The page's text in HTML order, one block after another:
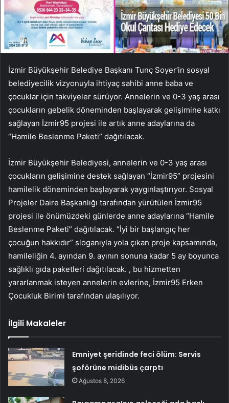
İzmir Büyükşehir Belediye Başkanı Tunç Soyer’in sosyal
belediyecilik vizyonuyla ihtiyaç sahibi anne baba ve
çocuklar için takviyeler sürüyor. Annelerin ve 0-3 yaş arası
çocukların gebelik döneminden başlayarak gelişimine katkı
sağlayan İzmir95 projesi ile artık anne adaylarına da
“Hamile Beslenme Paketi” dağıtılacak.
İzmir Büyükşehir Belediyesi, annelerin ve 0-3 yaş arası
çocukların gelişimine destek sağlayan “İzmir95” projesini
hamilelik döneminden başlayarak yaygınlaştırıyor. Sosyal
Projeler Daire Başkanlığı tarafından yürütülen İzmir95
projesi ile önümüzdeki günlerde anne adaylarına “Hamile
Beslenme Paketi” dağıtılacak. “İyi bir başlangıç ​​her
çocuğun hakkıdır” sloganıyla yola çıkan proje kapsamında,
hamileliğin 4. ayından 9. ayının sonuna kadar 5 ay boyunca
sağlıklı gıda paketleri dağıtılacak. , bu hizmetten
yararlanmak isteyen annelerin evlerine, İzmir95 Erken
Çocukluk Birimi tarafından ulaşılıyor.
İlgili Makaleler
Emniyet şeridinde feci ölüm: Servis
şoförüne midibüs çarptı
Ağustos 8, 2026